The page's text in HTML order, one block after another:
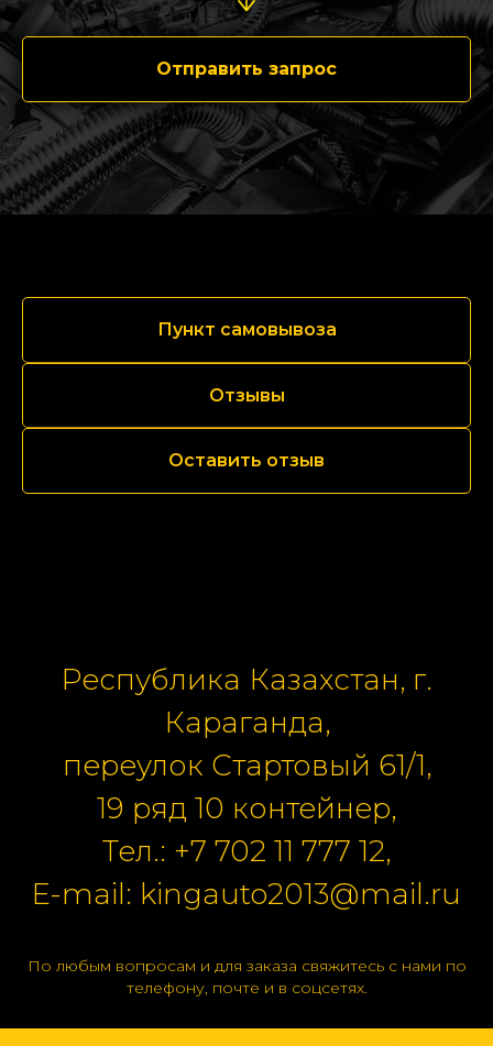
Отправить запрос
Пункт самовывоза
Отзывы
Оставить отзыв
Республика Казахстан, г.
Караганда,
переулок Стартовый 61/1,
19 ряд 10 контейнер,
Тел.: +7 702 11 777 12,
E-mail: kingauto2013@mail.ru
По любым вопросам и для заказа свяжитесь с нами по
телефону, почте и в соцсетях.